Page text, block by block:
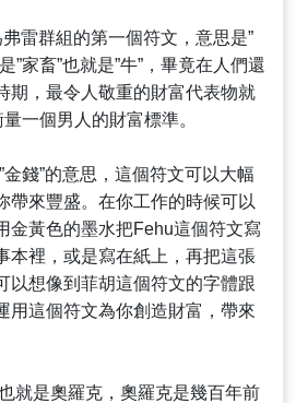
雷群組的第一個符文，意思是”
”家畜”也就是”牛”，畢竟在人們還
期，最令人敬重的財富代表物就
一個男人的財富標準。
錢”的意思，這個符文可以大幅
帶來豐盛。在你工作的時候可以
金黃色的墨水把Fehu這個符文寫
本裡，或是寫在紙上，再把這張
以想像到菲胡這個符文的字體跟
用這個符文為你創造財富，帶來
就是奧羅克，奧羅克是幾百年前